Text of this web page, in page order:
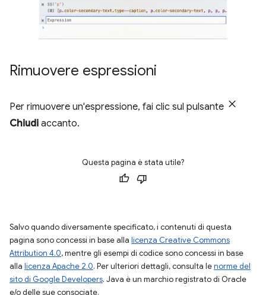
Rimuovere espressioni
Per rimuovere un'espressione, fai clic sul pulsante
Chiudi accanto.
Questa pagina è stata utile?
Salvo quando diversamente specificato, i contenuti di questa
pagina sono concessi in base alla licenza Creative Commons
Attribution 4.0, mentre gli esempi di codice sono concessi in base
alla licenza Apache 2.0. Per ulteriori dettagli, consulta lenorme del
sito di Google Developers. Java è un marchio registrato di Oracle
e/o delle sue consociate.